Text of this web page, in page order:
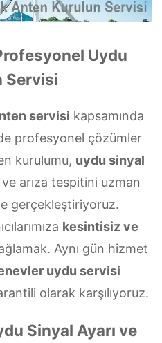
Uydu
Servisi
servisi kapsamında
profesyonel çözümler
kurulumu, uydu sinyal
arıza tespitini uzman
gerçekleştiriyoruz.
kesintisiz ve
Aynı gün hizmet
uydu servisi
olarak karşılıyoruz.
Sinyal Ayarı ve